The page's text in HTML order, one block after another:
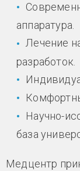
аппаратура.
Лечение
разработок.
Научно-
база
Медцентр